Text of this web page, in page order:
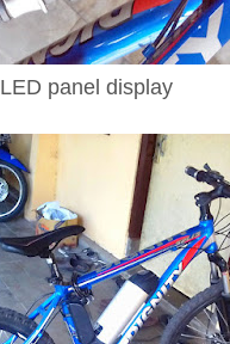
LED panel display